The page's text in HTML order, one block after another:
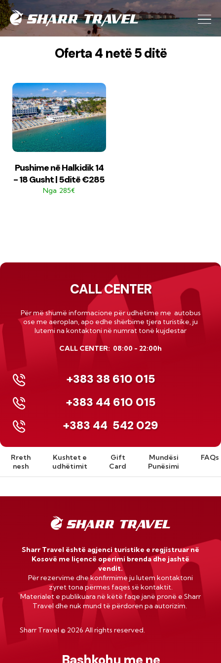
Oferta 4 netë 5 ditë
Pushime në Halkidik 14
- 18 Gusht | 5ditë €285
Nga 285€
CALL CENTER
Për më shumë informacione për udhëtime me autobus
ose me aeroplan, apo edhe shërbime tjera turistike, ju
lutemi na kontaktoni në numrat tonë kujdestar
CALL CENTER: 08:00 - 22:00h
+383 38 610 015
+383 44 610 015
+383 44 542 029
Rreth
nesh
Kushtet e
udhëtimit
Gift
Card
Mundësi
Punësimi
FAQs
Sharr Travel është agjenci turistike e regjistruar në
Kosovë me liçencë operimi brenda dhe jashtë
vendit.
Për rezervime dhe konfirmime ju lutem kontaktoni
zyret tona përmes faqes së kontaktit.
Materialet e publikuara në këtë faqe janë pronë e Sharr
Travel dhe nuk mund të përdoren pa autorizim.
Sharr Travel © 2026 All rights reserved.